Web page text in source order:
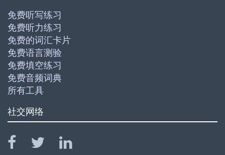
免费听写练习
免费听力练习
免费的词汇卡片
免费语言测验
免费填空练习
免费音频词典
所有工具
社交网络